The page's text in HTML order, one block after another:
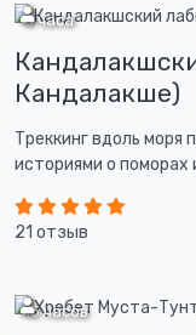
3 часа
Кандалакше)
Треккинг вдоль моря
историями о поморах
21 отзыв
13 часов